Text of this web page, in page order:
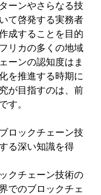
ーンやさらなる技
て啓発する実務者
成することを目的
リカの多くの地域
ーンの認知度はま
を推進する時期に
が目指すのは、前
す。
ロックチェーン技
る深い知識を得
クチェーン技術の
でのブロックチェ